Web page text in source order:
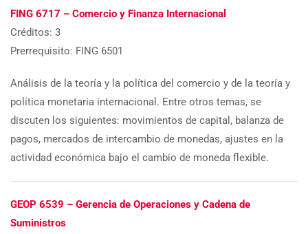
FING 6717 – Comercio y Finanza Internacional
Créditos: 3
Prerrequisito: FING 6501
Análisis de la teoría y la política del comercio y de la teoría y
política monetaria internacional. Entre otros temas, se
discuten los siguientes: movimientos de capital, balanza de
pagos, mercados de intercambio de monedas, ajustes en la
actividad económica bajo el cambio de moneda flexible.
GEOP 6539 – Gerencia de Operaciones y Cadena de
Suministros